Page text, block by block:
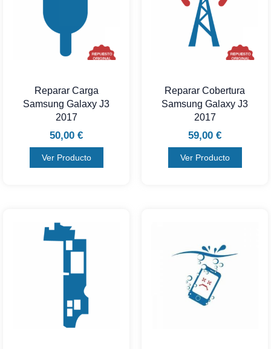
Reparar Carga
Samsung Galaxy J3
2017
50,00 €
Ver Producto
Reparar Cobertura
Samsung Galaxy J3
2017
59,00 €
Ver Producto